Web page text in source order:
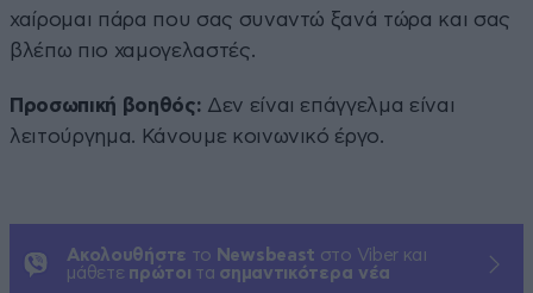
χαίρομαι πάρα που σας συναντώ ξανά τώρα και σας
βλέπω πιο χαμογελαστές.
Προσωπική βοηθός: Δεν είναι επάγγελμα είναι
λειτούργημα. Κάνουμε κοινωνικό έργο.
Ακολουθήστε το Newsbeast στο Viber και
μάθετε πρώτοι τα σημαντικότερα νέα